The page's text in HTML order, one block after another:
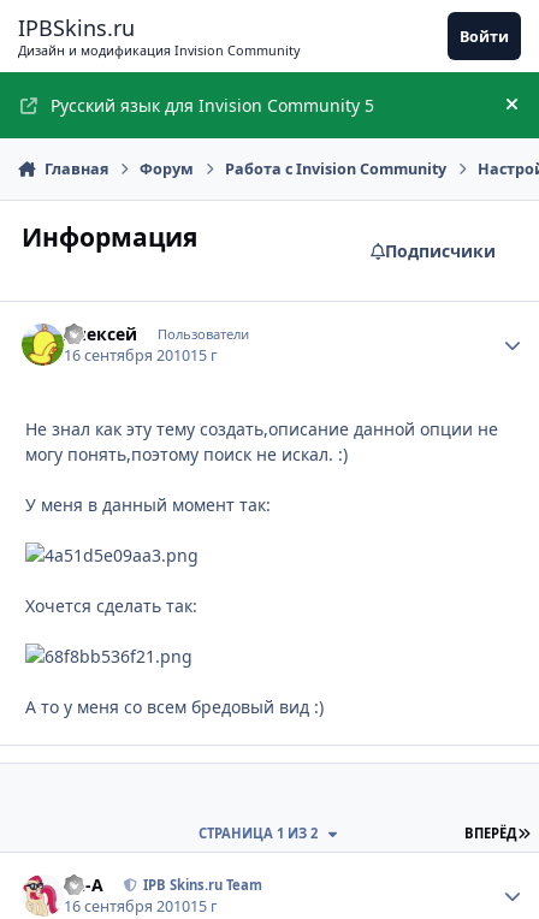
IPBSkins.ru
Дизайн и модификация Invision Community
Войти
Русский язык для Invision Community 5
Главная Форум Работа с Invision Community
Информация Подписчики
Алексей Пользователи
16 сентября 201015 г
Не знал как эту тему создать,описание данной опции не
могу понять,поэтому поиск не искал. :)
У меня в данный момент так:
Хочется сделать так:
А то у меня со всем бредовый вид :)
ВПЕРЁД
СТРАНИЦА 1 ИЗ 2
Ph-A IPB Skins.ru Team
16 сентября 201015 г